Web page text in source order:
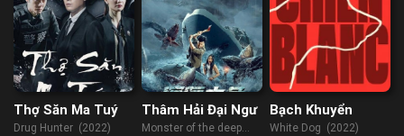
Thợ Săn Ma Tuý
Drug Hunter (2022)
Thâm Hải Đại Ngư
Monster of the deep
Bạch Khuyển
White Dog (2022)